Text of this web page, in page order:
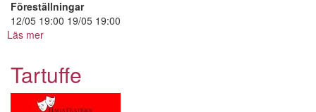
Föreställningar
12/05 19:00 19/05 19:00
Läs mer
Tartuffe